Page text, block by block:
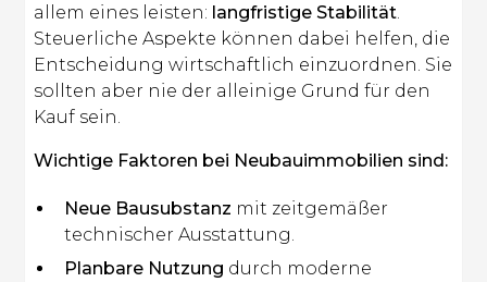
allem eines leisten: langfristige Stabilität
Steuerliche Aspekte können dabei helfen, die
Entscheidung wirtschaftlich einzuordnen. Sie
sollten aber nie der alleinige Grund für den
Kauf sein.
Wichtige Faktoren bei Neubauimmobilien sind:
Neue Bausubstanz mit zeitgemäßer
technischer Ausstattung.
Planbare Nutzung durch moderne